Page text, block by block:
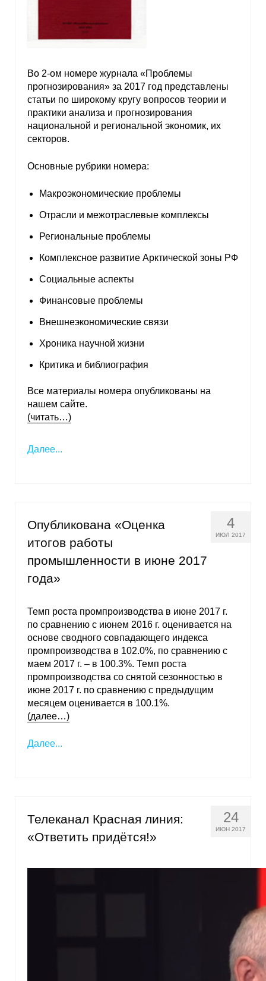
Во 2-ом номере журнала «Проблемы
прогнозирования» за 2017 год представлены
статьи по широкому кругу вопросов теории и
практики анализа и прогнозирования
национальной и региональной экономик, их
секторов.
Основные рубрики номера:
Макроэкономические проблемы
Отрасли и межотраслевые комплексы
Региональные проблемы
Комплексное развитие Арктической зоны РФ
Социальные аспекты
Финансовые проблемы
Внешнеэкономические связи
Хроника научной жизни
Критика и библиография
Все материалы номера опубликованы на
нашем сайте.
(читать…)
Далее...
4
ИЮЛ 2017
Опубликована «Оценка
итогов работы
промышленности в июне 2017
года»
Темп роста промпроизводства в июне 2017 г.
по сравнению с июнем 2016 г. оценивается на
основе сводного совпадающего индекса
промпроизводства в 102.0%, по сравнению с
маем 2017 г. – в 100.3%. Темп роста
промпроизводства со снятой сезонностью в
июне 2017 г. по сравнению с предыдущим
месяцем оценивается в 100.1%.
(далее…)
Далее...
24
ИЮН 2017
Телеканал Красная линия:
«Ответить придётся!»